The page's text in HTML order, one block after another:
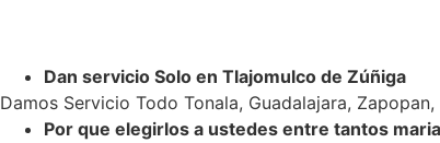
Dan servicio Solo en Tlajomulco de Zúñiga
Damos Servicio Todo Tonala, Guadalajara,
Por que elegirlos a ustedes entre tantos